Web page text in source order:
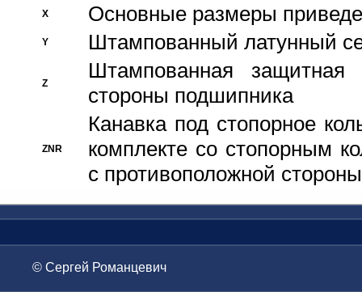
X Основные размеры
Y Штампованный латунный
Z
Штампованная
стороны подшипника
ZNR
Канавка под стопорное
комплекте со стопорным
с противоположной стороны
© Сергей Романцевич